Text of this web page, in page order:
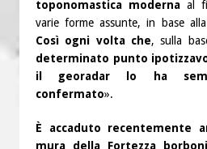
toponomastica moderna al
varie forme assunte, in base
Così ogni volta che, sulla
determinato punto
il georadar lo ha
confermato».
È accaduto recentemente
mura della Fortezza